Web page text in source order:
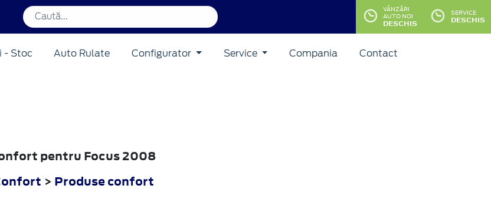
VÂNZĂRI
AUTO NOI
DESCHIS
SERVICE
DESCHIS
- Stoc Auto Rulate Configurator Service Compania Contact
pentru Focus 2008
> Produse confort